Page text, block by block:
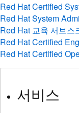
Red Hat Certified
Red Hat System
Red Hat 교육 서브스
Red Hat Certified
Red Hat Certified
서비스